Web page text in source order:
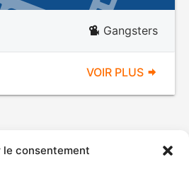
le consentement
Gangsters
VOIR PLUS